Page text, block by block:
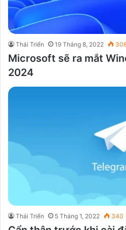
Thái Triển 19 Tháng 8, 2022
Microsoft sẽ ra mắt
2024
Thái Triển 5 Tháng 1, 2022 340